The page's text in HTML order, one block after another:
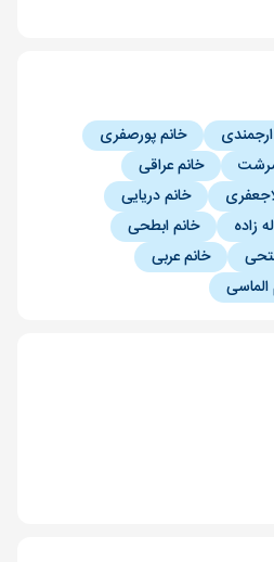
خانم پورصفری
خانم عراقی
خانم دریایی
زاده
خانم ابطحی
خانم عربی
الماسی